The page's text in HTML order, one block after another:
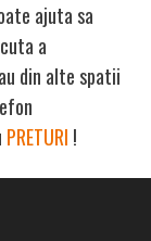
ajuta sa
a
din alte spatii
PRETURI !